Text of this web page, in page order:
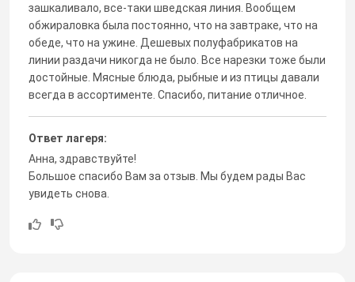
зашкаливало, все-таки шведская линия. Вообщем
обжираловка была постоянно, что на завтраке, что на
обеде, что на ужине. Дешевых полуфабрикатов на
линии раздачи никогда не было. Все нарезки тоже были
достойные. Мясные блюда, рыбные и из птицы давали
всегда в ассортименте. Спасибо, питание отличное.
Ответ лагеря:
Анна, здравствуйте!
Большое спасибо Вам за отзыв. Мы будем рады Вас
увидеть снова.